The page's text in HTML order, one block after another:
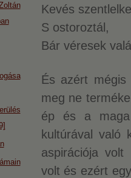
Kevés
S ostoroztál,
Bár véresek
És azért mégis
meg ne
ép és a maga
kultúrával való
aspirációja volt
volt és ezért